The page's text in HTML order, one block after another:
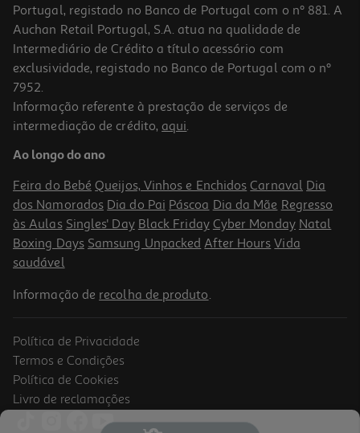
Gelatina Capilar Novex Segura Tudo Meus Cachos 500g
19.2 €/Kg
9,60 €
-11%
Sérum Capilar Real Natura Pro-Lisos Anti Frizz 50ml
Portugal, registado no Banco de Portugal com o nº 881. A
Auchan Retail Portugal, S.A. atua na qualidade de
Intermediário de Crédito a título acessório com
exclusividade, registado no Banco de Portugal com o nº
7952.
Informação referente à prestação de serviços de
intermediação de crédito, aqui.
Ao longo do ano
Feira do Bebé Queijos, Vinhos e Enchidos Carnaval Dia
dos Namorados Dia do Pai Páscoa Dia da Mãe Regresso
às Aulas Singles' Day Black Friday Cyber Monday Natal
Boxing Days Samsung Unpacked After Hours Vida
saudável
Informação de recolha de produto.
Política de Privacidade
Termos e Condições
Política de Cookies
Livro de reclamações